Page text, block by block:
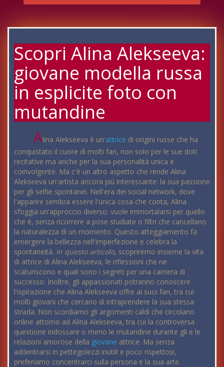
Scopri Alina Alekseeva:
giovane modella russa
in esplicite foto con
mutandine
Alina Alekseeva è un'attrice di origini russe che ha
conquistato il cuore di molti fan, non solo per le sue doti
recitative ma anche per la sua personalità unica e
coinvolgente. Ma c'è un altro aspetto che rende Alina
Alekseeva un'artista ancora più interessante: la sua passione
per gli selfie spontanei. Nell'era dei social network, dove
l'apparire sembra essere l'unica cosa che conta, Alina
sfoggia un'approccio diverso: vuole immortalarsi per quello
che è, senza ricorrere a pose studiate o filtri che cancellano
la naturalezza di un momento. Questo atteggiamento fa
emergere la bellezza nell'imperfezione e celebra la
spontaneità. In questo articolo, scopriremo insieme la vita
di attrice di Alina Alekseeva, le riflessioni che ne
scaturiscono e quali sono i segreti per una carriera di
successo. Inoltre, gli appassionati potranno conoscere
l'ispirazione che Alina Alekseeva offre ai suoi fan, tra cui
molti giovani che cercano di intraprendere la sua stessa
strada. Non scordiamo gli argomenti caldi che circolano
online attorno ad Alina Alekseeva, tra cui la controversa
questione indossare o meno le mutandine durante gli e le
relazioni amorose della giovane attrice. Ma senza
addentrarsi in pettegolezzi inutili e poco rispettosi,
preferiamo concentrarci sulla persona e la sua arte.